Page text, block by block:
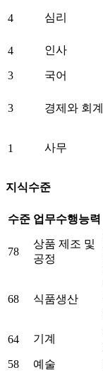
4 심리
4 인사
3
국어
3 경제와 회계
1 사무
지식수준
수준 업무수행능력
78
상품 제조 및
공정
68 식품생산
64 기계
58
예술